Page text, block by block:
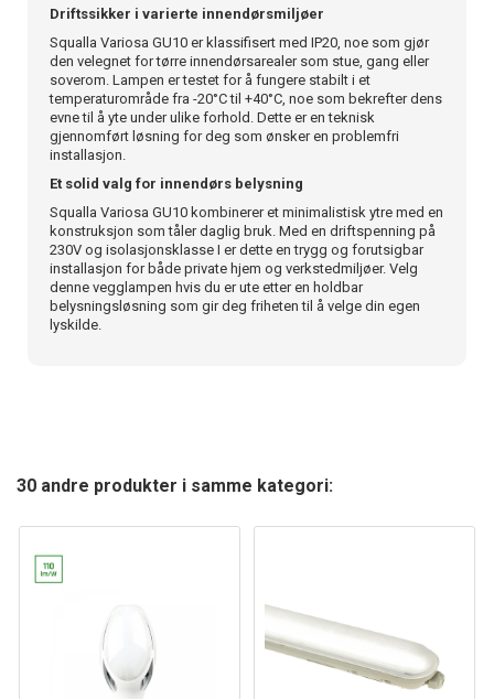
Driftssikker i varierte innendørsmiljøer
Squalla Variosa GU10 er klassifisert med IP20, noe som gjør
den velegnet for tørre innendørsarealer som stue, gang eller
soverom. Lampen er testet for å fungere stabilt i et
temperaturområde fra -20°C til +40°C, noe som bekrefter dens
evne til å yte under ulike forhold. Dette er en teknisk
gjennomført løsning for deg som ønsker en problemfri
installasjon.
Et solid valg for innendørs belysning
Squalla Variosa GU10 kombinerer et minimalistisk ytre med en
konstruksjon som tåler daglig bruk. Med en driftspenning på
230V og isolasjonsklasse I er dette en trygg og forutsigbar
installasjon for både private hjem og verkstedmiljøer. Velg
denne vegglampen hvis du er ute etter en holdbar
belysningsløsning som gir deg friheten til å velge din egen
lyskilde.
30 andre produkter i samme kategori: